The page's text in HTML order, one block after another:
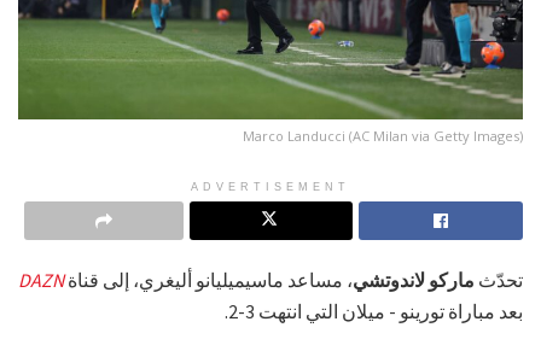
Marco Landucci (AC Milan via Getty Images)
ADVERTISEMENT
تحدّث ماركو لاندوتشي، مساعد ماسيميليانو أليغري، إلى قناةDAZN
بعد مباراة تورينو - ميلان التي انتهت 3-2.